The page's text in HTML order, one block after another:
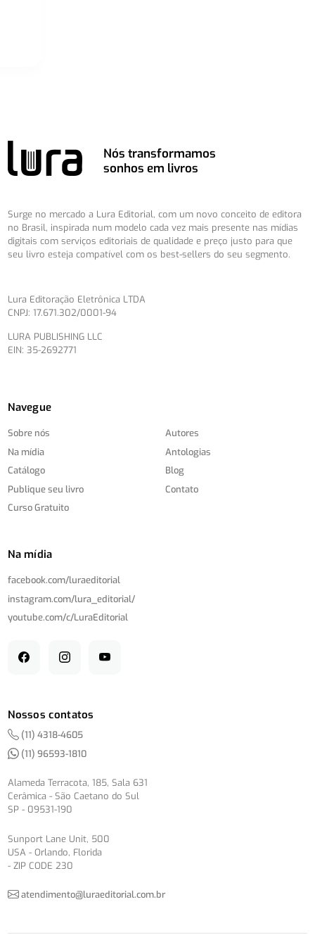
Nós transformamos
sonhos em livros
Surge no mercado a Lura Editorial, com um novo conceito de editora
no Brasil, inspirada num modelo cada vez mais presente nas mídias
digitais com serviços editoriais de qualidade e preço justo para que
seu livro esteja compatível com os best-sellers do seu segmento.
Lura Editoração Eletrônica LTDA
CNPJ: 17.671.302/0001-94
LURA PUBLISHING LLC
EIN: 35-2692771
Navegue
Sobre nós
Na mídia
Catálogo
Publique seu livro
Curso Gratuito
Autores
Antologias
Blog
Contato
Na mídia
facebook.com/luraeditorial
instagram.com/lura_editorial/
youtube.com/c/LuraEditorial
Nossos contatos
(11) 4318-4605
(11) 96593-1810
Alameda Terracota, 185, Sala 631
Cerâmica - São Caetano do Sul
SP - 09531-190
Sunport Lane Unit, 500
USA - Orlando, Florida
- ZIP CODE 230
atendimento@luraeditorial.com.br